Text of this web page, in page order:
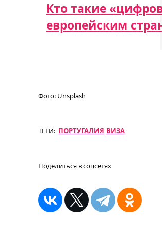
Кто такие
европейским
Фото: Unsplash
ТЕГИ: ПОРТУГАЛИЯ ВИЗА
Поделиться в соцсетях